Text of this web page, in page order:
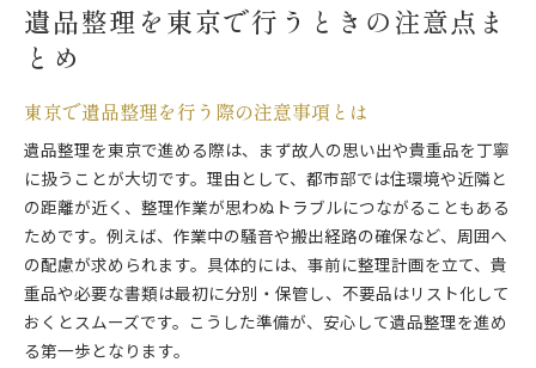
遺品整理を東京で行うときの注意点ま
とめ
東京で遺品整理を行う際の注意事項とは
遺品整理を東京で進める際は、まず故人の思い出や貴重品を丁寧
に扱うことが大切です。理由として、都市部では住環境や近隣と
の距離が近く、整理作業が思わぬトラブルにつながることもある
ためです。例えば、作業中の騒音や搬出経路の確保など、周囲へ
の配慮が求められます。具体的には、事前に整理計画を立て、貴
重品や必要な書類は最初に分別・保管し、不要品はリスト化して
おくとスムーズです。こうした準備が、安心して遺品整理を進め
る第一歩となります。